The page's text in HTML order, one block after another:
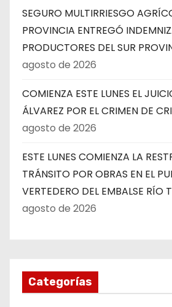
SEGURO MULTIRRIESGO
PROVINCIA ENTREGÓ
PRODUCTORES DEL SUR
agosto de 2026
COMIENZA ESTE LUNES EL
ÁLVAREZ POR EL CRIMEN DE
agosto de 2026
ESTE LUNES COMIENZA LA
TRÁNSITO POR OBRAS EN EL
VERTEDERO DEL EMBALSE RÍO
agosto de 2026
Categorías